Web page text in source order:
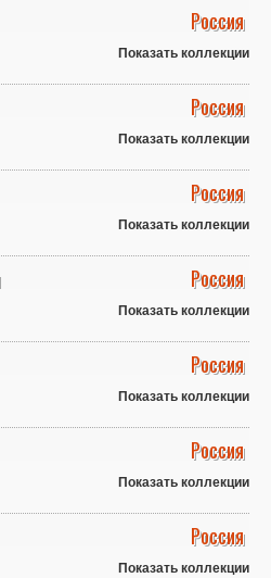
Россия
Показать коллекции
Россия
Показать коллекции
Россия
Показать коллекции
Россия
Показать коллекции
Россия
Показать коллекции
Россия
Показать коллекции
Россия
Показать коллекции